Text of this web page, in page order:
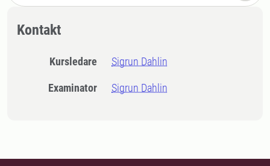
Kontakt
Kursledare Sigrun Dahlin
Examinator Sigrun Dahlin